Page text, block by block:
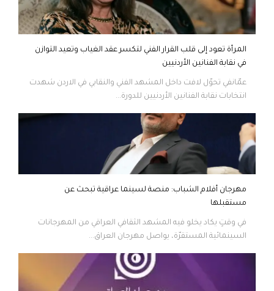
المرأة تعود إلى قلب القرار الفني لتكسر عقد الغياب وتعيد التوازن
في نقابة الفنانين الأردنيين
عمّانفي تحوّل لافت داخل المشهد الفني والنقابي في الاردن شهدت
انتخابات نقابة الفنانين الأردنيين للدورة...
مهرجان أفلام الشباب: منصة لسينما عراقية تبحث عن
مستقبلها
في وقتٍ يكاد يخلو فيه المشهد الثقافي العراقي من المهرجانات
السينمائية المستقرّة، يواصل مهرجان العراق...